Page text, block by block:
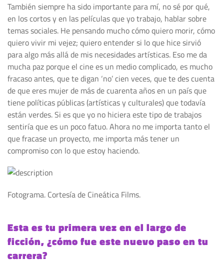
También siempre ha sido importante para mí, no sé por qué,
en los cortos y en las películas que yo trabajo, hablar sobre
temas sociales. He pensando mucho cómo quiero morir, cómo
quiero vivir mi vejez; quiero entender si lo que hice sirvió
para algo más allá de mis necesidades artísticas. Eso me da
mucha paz porque el cine es un medio complicado, es mucho
fracaso antes, que te digan ‘no’ cien veces, que te des cuenta
de que eres mujer de más de cuarenta años en un país que
tiene políticas públicas (artísticas y culturales) que todavía
están verdes. Si es que yo no hiciera este tipo de trabajos
sentiría que es un poco fatuo. Ahora no me importa tanto el
que fracase un proyecto, me importa más tener un
compromiso con lo que estoy haciendo.
Fotograma. Cortesía de Cineática Films.
Esta es tu primera vez en el largo de
ficción, ¿cómo fue este nuevo paso en tu
carrera?